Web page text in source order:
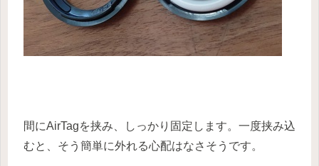
間にAirTagを挟み、しっかり固定します。一度挟み込
むと、そう簡単に外れる心配はなさそうです。